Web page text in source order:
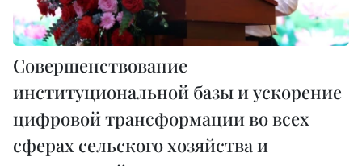
Совершенствование
институциональной базы и ускорение
цифровой трансформации во всех
сферах сельского хозяйства и